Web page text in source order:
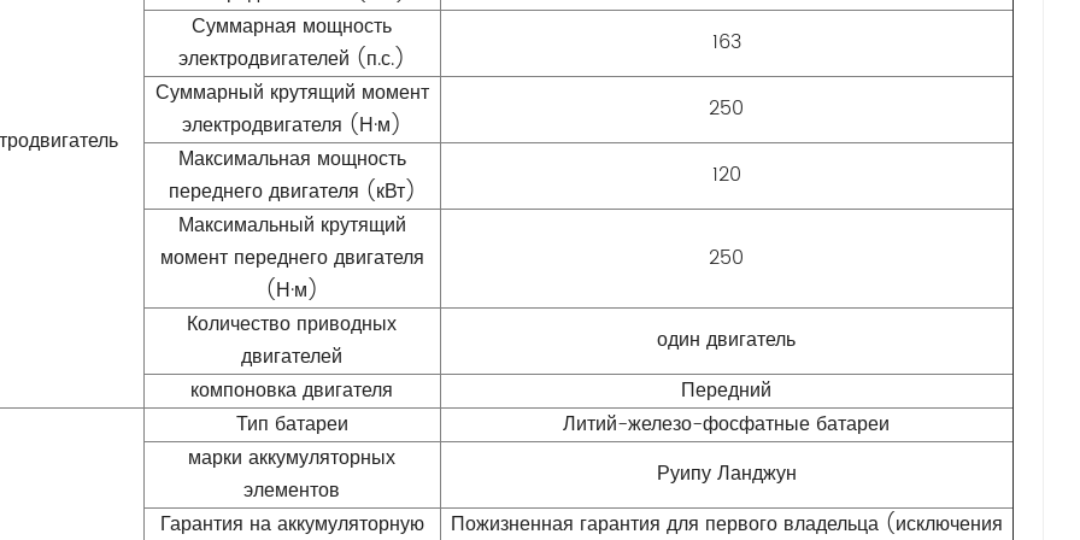
Суммарная мощность
электродвигателей (п.с.)
163
Суммарный крутящий момент
электродвигателя (Н·м)
250
Максимальная мощность
переднего двигателя (кВт)
120
Максимальный крутящий
момент переднего двигателя
(Н·м)
250
Количество приводных
двигателей
один двигатель
компоновка двигателя
Передний
Тип батареи
Литий-железо-фосфатные батареи
марки аккумуляторных
элементов
Руипу Ланджун
Гарантия на аккумуляторную
Пожизненная гарантия для первого владельца (исключения